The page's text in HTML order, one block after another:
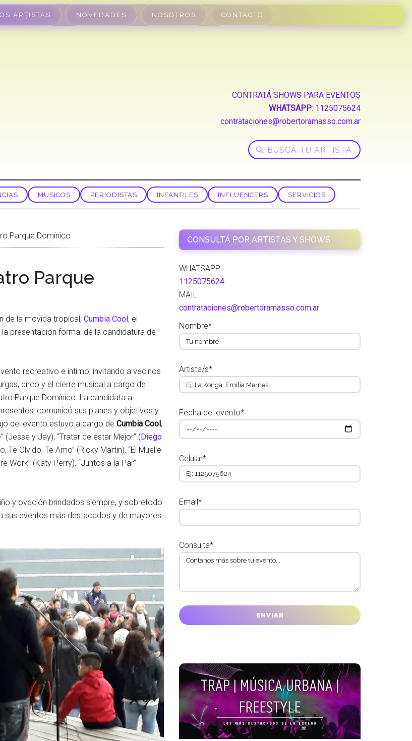
ARTISTAS NOVEDADES NOSOTROS CONTACTO
CONTRATÁ SHOWS PARA EVENTOS
WHATSAPP: 1125075624
contrataciones@robertoramasso.com.ar
MUSICOS PERIODISTAS INFANTILES INFLUENCERS SERVICIOS
Parque Domínico
Parque
de la movida tropical, Cumbia Cool, el
presentación formal de la candidatura de
recreativo e intimo, invitando a vecinos
circo y el cierre musical a cargo de
Parque Domínico. La candidata a
comunicó sus planes y objetivos y
del evento estuvo a cargo de Cumbia Cool,
y Jay), “Tratar de estar Mejor” (Diego
Te Olvido, Te Amo” (Ricky Martin), “El Muelle
Work” (Katy Perry), “Juntos a la Par”
y ovación brindados siempre, y sobretodo
sus eventos más destacados y de mayores
CONSULTÁ POR ARTISTAS Y SHOWS
WHATSAPP:
1125075624
MAIL:
contrataciones@robertoramasso.com.ar
Nombre*
Artista/s*
Fecha del evento*
Celular*
Email*
Consulta*